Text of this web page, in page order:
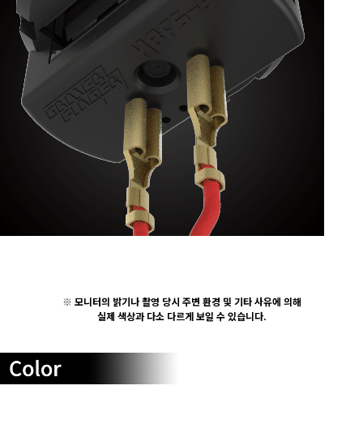
※ 모니터의 밝기나 촬영 당시 주변 환경 및 기타 사유에 의해
실제 색상과 다소 다르게 보일 수 있습니다.